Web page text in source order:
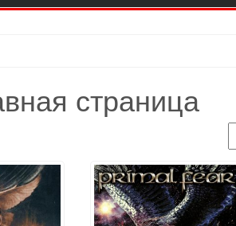
страница